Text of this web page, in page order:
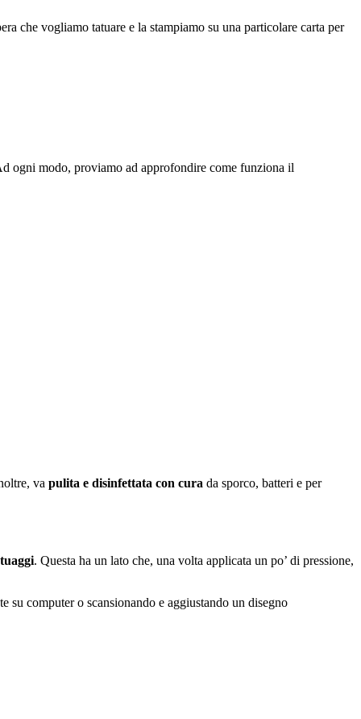
che vogliamo tatuare e la stampiamo su una particolare carta per
ogni modo, proviamo ad approfondire come funziona il
va pulita e disinfettata con cura da sporco, batteri e per
. Questa ha un lato che, una volta applicata un po’ di pressione,
su computer o scansionando e aggiustando un disegno